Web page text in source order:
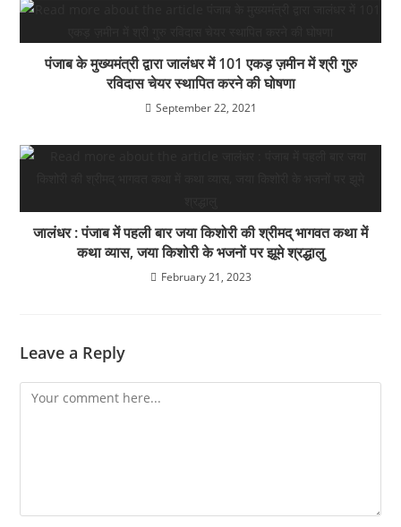
पंजाब के मुख्यमंत्री द्वारा जालंधर में 101 एकड़ ज़मीन में श्री गुरु
रविदास चेयर स्थापित करने की घोषणा
September 22, 2021
जालंधर : पंजाब में पहली बार जया किशोरी की श्रीमद् भागवत कथा में
कथा व्यास, जया किशोरी के भजनों पर झूमे श्रद्धालु
February 21, 2023
Leave a Reply